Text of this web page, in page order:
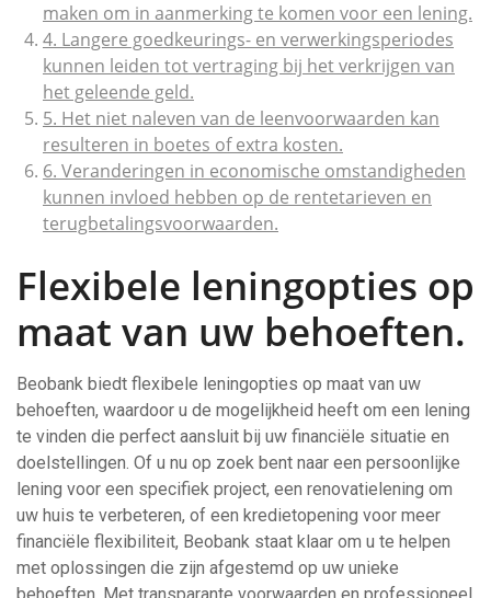
maken om in aanmerking te komen voor een lening.
4. Langere goedkeurings- en verwerkingsperiodes
kunnen leiden tot vertraging bij het verkrijgen van
het geleende geld.
5. Het niet naleven van de leenvoorwaarden kan
resulteren in boetes of extra kosten.
6. Veranderingen in economische omstandigheden
kunnen invloed hebben op de rentetarieven en
terugbetalingsvoorwaarden.
Flexibele leningopties op
maat van uw behoeften.
Beobank biedt flexibele leningopties op maat van uw
behoeften, waardoor u de mogelijkheid heeft om een lening
te vinden die perfect aansluit bij uw financiële situatie en
doelstellingen. Of u nu op zoek bent naar een persoonlijke
lening voor een specifiek project, een renovatielening om
uw huis te verbeteren, of een kredietopening voor meer
financiële flexibiliteit, Beobank staat klaar om u te helpen
met oplossingen die zijn afgestemd op uw unieke